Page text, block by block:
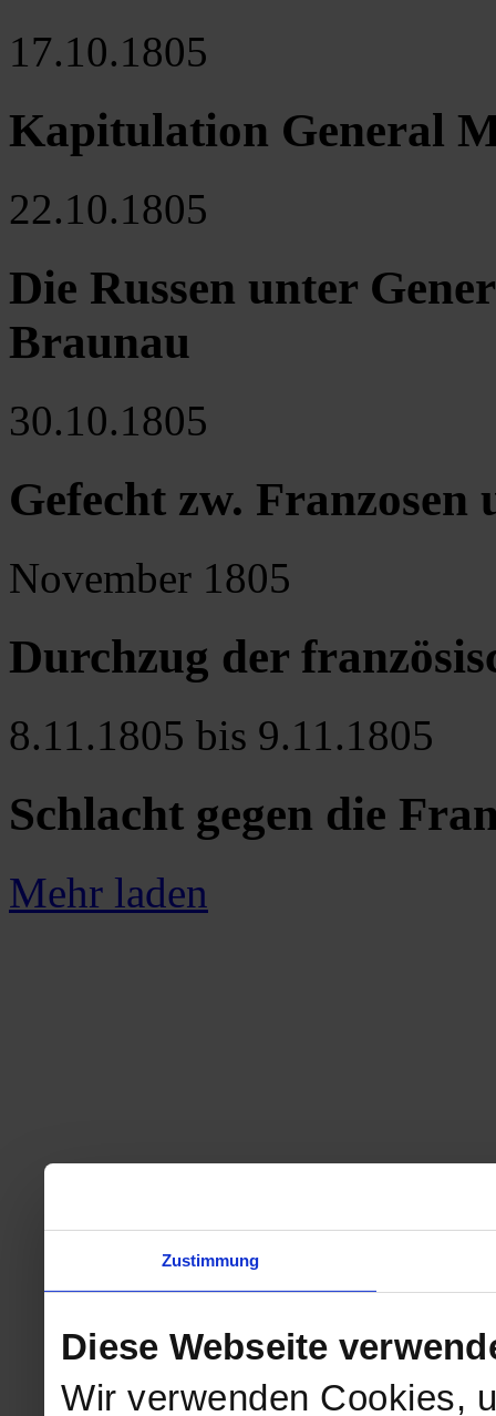
Zustimmung
Diese Webseite
Wir verwenden Cookies,
17.10.1805
Kapitulation General
22.10.1805
Die Russen unter
Braunau
30.10.1805
Gefecht zw. Franzosen
November 1805
Durchzug der
8.11.1805 bis 9.11.1805
Schlacht gegen die
Mehr laden